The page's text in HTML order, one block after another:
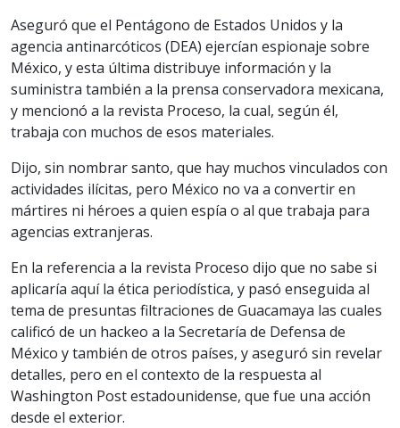
Aseguró que el Pentágono de Estados Unidos y la
agencia antinarcóticos (DEA) ejercían espionaje sobre
México, y esta última distribuye información y la
suministra también a la prensa conservadora mexicana,
y mencionó a la revista Proceso, la cual, según él,
trabaja con muchos de esos materiales.
Dijo, sin nombrar santo, que hay muchos vinculados con
actividades ilícitas, pero México no va a convertir en
mártires ni héroes a quien espía o al que trabaja para
agencias extranjeras.
En la referencia a la revista Proceso dijo que no sabe si
aplicaría aquí la ética periodística, y pasó enseguida al
tema de presuntas filtraciones de Guacamaya las cuales
calificó de un hackeo a la Secretaría de Defensa de
México y también de otros países, y aseguró sin revelar
detalles, pero en el contexto de la respuesta al
Washington Post estadounidense, que fue una acción
desde el exterior.